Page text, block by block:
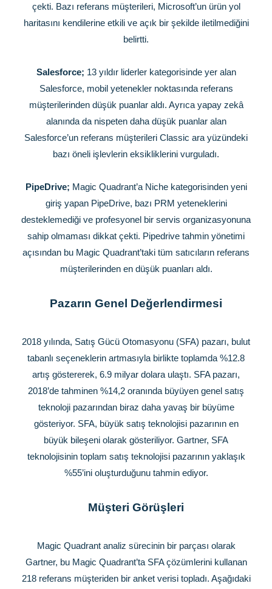
çekti. Bazı referans müşterileri, Microsoft’un ürün yol
haritasını kendilerine etkili ve açık bir şekilde iletilmediğini
belirtti.
Salesforce; 13 yıldır liderler kategorisinde yer alan
Salesforce, mobil yetenekler noktasında referans
müşterilerinden düşük puanlar aldı. Ayrıca yapay zekâ
alanında da nispeten daha düşük puanlar alan
Salesforce’un referans müşterileri Classic ara yüzündeki
bazı öneli işlevlerin eksikliklerini vurguladı.
PipeDrive; Magic Quadrant’a Niche kategorisinden yeni
giriş yapan PipeDrive, bazı PRM yeteneklerini
desteklemediği ve profesyonel bir servis organizasyonuna
sahip olmaması dikkat çekti. Pipedrive tahmin yönetimi
açısından bu Magic Quadrant’taki tüm satıcıların referans
müşterilerinden en düşük puanları aldı.
Pazarın Genel Değerlendirmesi
2018 yılında, Satış Gücü Otomasyonu (SFA) pazarı, bulut
tabanlı seçeneklerin artmasıyla birlikte toplamda %12.8
artış göstererek, 6.9 milyar dolara ulaştı. SFA pazarı,
2018’de tahminen %14,2 oranında büyüyen genel satış
teknoloji pazarından biraz daha yavaş bir büyüme
gösteriyor. SFA, büyük satış teknolojisi pazarının en
büyük bileşeni olarak gösteriliyor. Gartner, SFA
teknolojisinin toplam satış teknolojisi pazarının yaklaşık
%55’ini oluşturduğunu tahmin ediyor.
Müşteri Görüşleri
Magic Quadrant analiz sürecinin bir parçası olarak
Gartner, bu Magic Quadrant’ta SFA çözümlerini kullanan
218 referans müşteriden bir anket verisi topladı. Aşağıdaki